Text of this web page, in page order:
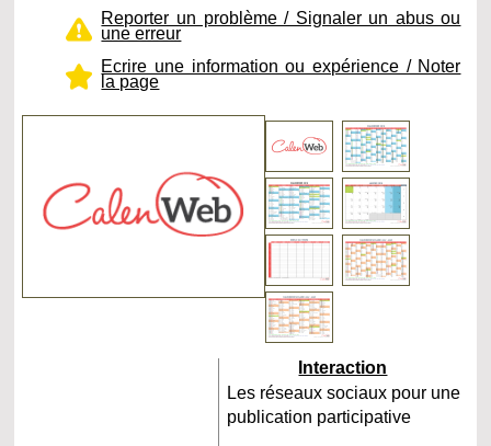
Reporter un problème / Signaler un abus ou
une erreur
Ecrire une information ou expérience / Noter
la page
Interaction
Les réseaux sociaux pour une
publication participative